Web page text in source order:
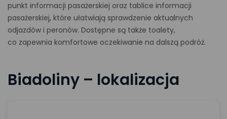
punkt informacji pasażerskiej oraz tablice informacji
pasażerskiej, które ułatwiają sprawdzenie aktualnych
odjazdów i peronów. Dostępne są także toalety,
co zapewnia komfortowe oczekiwanie na dalszą podróż.
Biadoliny – lokalizacja